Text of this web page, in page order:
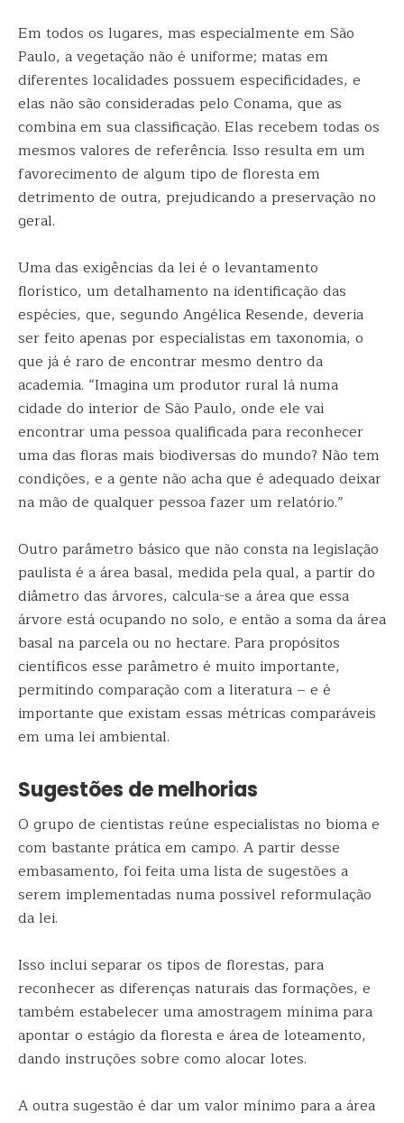
Em todos os lugares, mas especialmente em São
Paulo, a vegetação não é uniforme; matas em
diferentes localidades possuem especificidades, e
elas não são consideradas pelo Conama, que as
combina em sua classificação. Elas recebem todas os
mesmos valores de referência. Isso resulta em um
favorecimento de algum tipo de floresta em
detrimento de outra, prejudicando a preservação no
geral.
Uma das exigências da lei é o levantamento
florístico, um detalhamento na identificação das
espécies, que, segundo Angélica Resende, deveria
ser feito apenas por especialistas em taxonomia, o
que já é raro de encontrar mesmo dentro da
academia. “Imagina um produtor rural lá numa
cidade do interior de São Paulo, onde ele vai
encontrar uma pessoa qualificada para reconhecer
uma das floras mais biodiversas do mundo? Não tem
condições, e a gente não acha que é adequado deixar
na mão de qualquer pessoa fazer um relatório.”
Outro parâmetro básico que não consta na legislação
paulista é a área basal, medida pela qual, a partir do
diâmetro das árvores, calcula-se a área que essa
árvore está ocupando no solo, e então a soma da área
basal na parcela ou no hectare. Para propósitos
científicos esse parâmetro é muito importante,
permitindo comparação com a literatura – e é
importante que existam essas métricas comparáveis
em uma lei ambiental.
Sugestões de melhorias
O grupo de cientistas reúne especialistas no bioma e
com bastante prática em campo. A partir desse
embasamento, foi feita uma lista de sugestões a
serem implementadas numa possível reformulação
da lei.
Isso inclui separar os tipos de florestas, para
reconhecer as diferenças naturais das formações, e
também estabelecer uma amostragem mínima para
apontar o estágio da floresta e área de loteamento,
dando instruções sobre como alocar lotes.
A outra sugestão é dar um valor mínimo para a área